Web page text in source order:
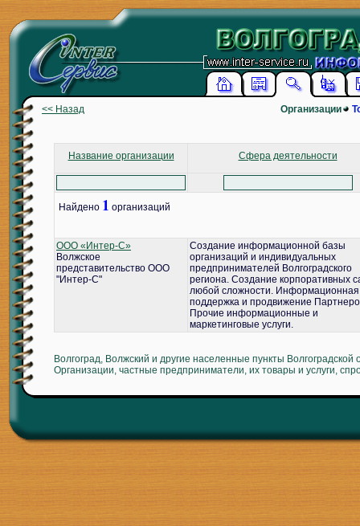
<< Назад Организации
Название организации Сфера деятельности
Найдено 1 организаций
ООО «Интер-С»
Волжское
представительство ООО
"Интер-С"
Создание информационной базы
организаций и индивидуальных
предпринимателей Волгоградского
региона. Создание корпоративных
любой сложности. Информационная
поддержка и продвижение
Прочие информационные и
маркетинговые услуги.
Волгоград, Волжский и другие населенные пункты Волгоградской
Организации, частные предприниматели, их товары и услуги,